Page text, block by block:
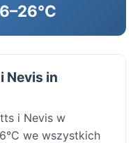
Nevis in
i Nevis w
we wszystkich